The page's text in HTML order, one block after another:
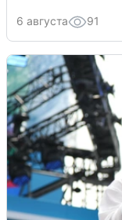
6 августа 91